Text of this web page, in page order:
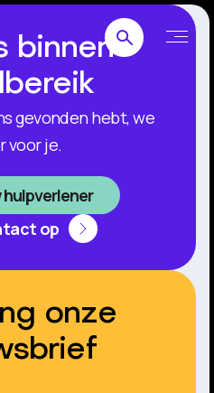
binnen
gevonden hebt, we
voor je.
op
onze